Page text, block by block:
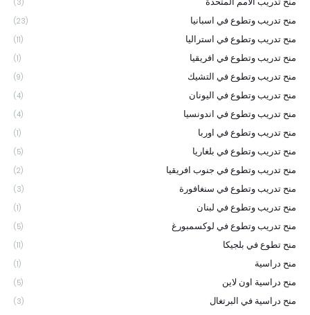
(3)
منح تدريب وتطوع في اسبانيا (23)
منح تدريب وتطوع في استراليا (11)
منح تدريب وتطوع في افريقيا (1)
منح تدريب وتطوع في التشيك (9)
منح تدريب وتطوع في اليونان (4)
منح تدريب وتطوع في اندونسيا (4)
منح تدريب وتطوع في اوربا (1)
منح تدريب وتطوع في بلغاريا (5)
منح تدريب وتطوع في جنوب افريقيا (2)
منح تدريب وتطوع في سنغافورة (3)
منح تدريب وتطوع في لبنان (1)
منح تدريب وتطوع في لوكسمبورغ (5)
منح تطوع في بلجيكا (11)
منح دراسية (1)
منح دراسية اون لاين (5)
منح دراسية في البرتغال (3)